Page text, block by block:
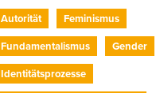
Autorität
Feminismus
Fundamentalismus
Gender
Identitätsprozesse